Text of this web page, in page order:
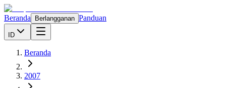
Beranda Berlangganan Panduan
ID
Beranda
2007